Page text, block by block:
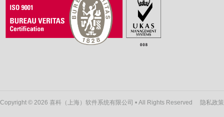
Copyright © 2026 喜科（上海）软件系统有限公司 • All Rights Reserved 隐私政策